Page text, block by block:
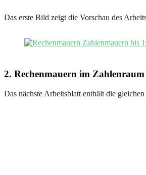
Das erste Bild zeigt die Vorschau des
2. Rechenmauern im Zahlenraum
Das nächste Arbeitsblatt enthält die